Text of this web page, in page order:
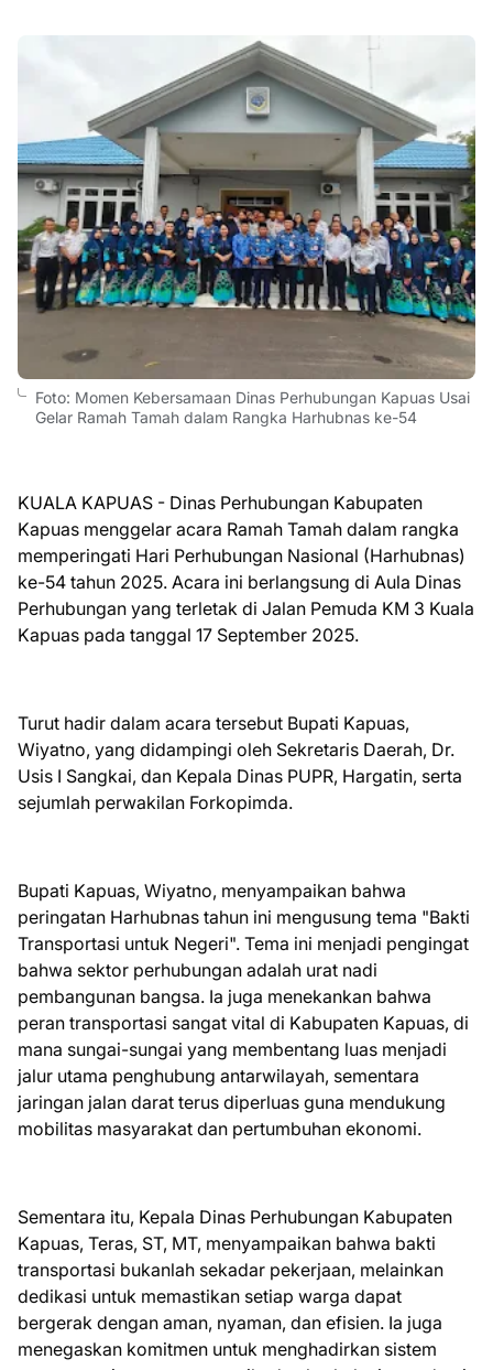
Foto: Momen Kebersamaan Dinas Perhubungan Kapuas Usai
Gelar Ramah Tamah dalam Rangka Harhubnas ke-54
KUALA KAPUAS - Dinas Perhubungan Kabupaten
Kapuas menggelar acara Ramah Tamah dalam rangka
memperingati Hari Perhubungan Nasional (Harhubnas)
ke-54 tahun 2025. Acara ini berlangsung di Aula Dinas
Perhubungan yang terletak di Jalan Pemuda KM 3 Kuala
Kapuas pada tanggal 17 September 2025.
Turut hadir dalam acara tersebut Bupati Kapuas,
Wiyatno, yang didampingi oleh Sekretaris Daerah, Dr.
Usis I Sangkai, dan Kepala Dinas PUPR, Hargatin, serta
sejumlah perwakilan Forkopimda.
Bupati Kapuas, Wiyatno, menyampaikan bahwa
peringatan Harhubnas tahun ini mengusung tema "Bakti
Transportasi untuk Negeri". Tema ini menjadi pengingat
bahwa sektor perhubungan adalah urat nadi
pembangunan bangsa. Ia juga menekankan bahwa
peran transportasi sangat vital di Kabupaten Kapuas, di
mana sungai-sungai yang membentang luas menjadi
jalur utama penghubung antarwilayah, sementara
jaringan jalan darat terus diperluas guna mendukung
mobilitas masyarakat dan pertumbuhan ekonomi.
Sementara itu, Kepala Dinas Perhubungan Kabupaten
Kapuas, Teras, ST, MT, menyampaikan bahwa bakti
transportasi bukanlah sekadar pekerjaan, melainkan
dedikasi untuk memastikan setiap warga dapat
bergerak dengan aman, nyaman, dan efisien. Ia juga
menegaskan komitmen untuk menghadirkan sistem